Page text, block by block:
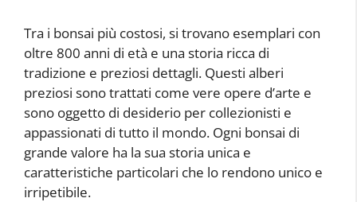
Tra i bonsai più costosi, si trovano esemplari con
oltre 800 anni di età e una storia ricca di
tradizione e preziosi dettagli. Questi alberi
preziosi sono trattati come vere opere d’arte e
sono oggetto di desiderio per collezionisti e
appassionati di tutto il mondo. Ogni bonsai di
grande valore ha la sua storia unica e
caratteristiche particolari che lo rendono unico e
irripetibile.